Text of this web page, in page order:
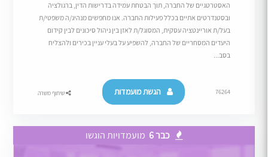
האסטרטגיים של החברה, תוך הבטחת עמידה בדרישות הדין, ברגולציה
ובסטנדרטים אתיים בכלל פעילות החברה. אנו מחפשים מנהיג/ה משפטי/ת
בעל/ת אוריינטציה עסקית, המסוגל/ת לאזן בין ניהול סיכונים לבין קידום
היעדים המסחריים של החברה, להשפיע על בעלי עניין בכירים ולהצליח
בסב...
76264 הגשת מועמדות שיתוף משרה
כבר 6 מועמדויות הוגשו